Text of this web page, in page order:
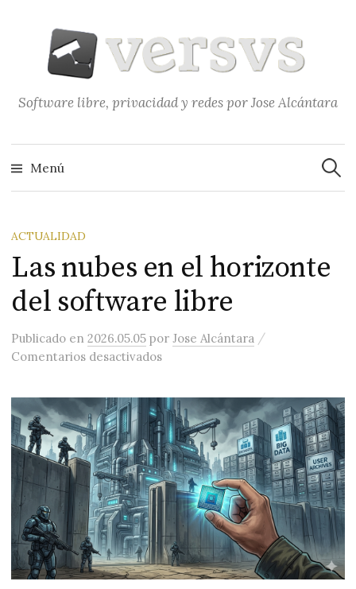
contenido
Software libre, privacidad y redes por Jose Alcántara
Menú
ACTUALIDAD
Las nubes en el horizonte
del software libre
Publicado en2026.05.05 porJose Alcántara /
Comentarios desactivadosen Las nubes en el horizonte del